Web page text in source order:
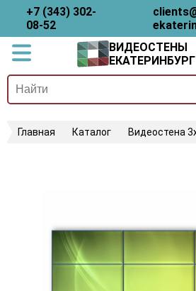
+7 (343) 302-
08-52
ВИДЕОСТЕНЫ
ЕКАТЕРИНБУРГ
Главная Каталог Видеостена